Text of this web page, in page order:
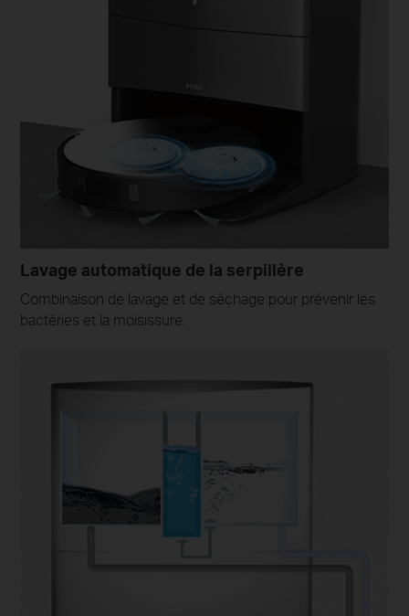
Lavage automatique de la serpillère
Combinaison de lavage et de séchage pour prévenir les
bactéries et la moisissure.